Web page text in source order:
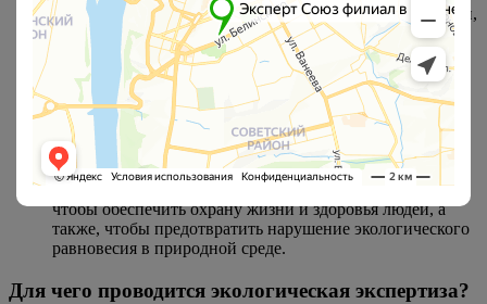
функционирующий объект хозяйственной деятельности,
и если наносит, то какой.
Некоторые виды природных ресурсов.
Предельно-допустимые выбросы. Проект ПДВ — это
норма выброса вредного (загрязняющего) вещества в
атмосферный воздух. Нормативы предельно-
допустимых выбросов устанавливаются для
стационарных источников загрязнения атмосферного
воздуха. Проекты нормативов ПДВ разрабатываются в
соответствие с требованиями законодательных органов,
чтобы обеспечить охрану жизни и здоровья людей, а
также, чтобы предотвратить нарушение экологического
равновесия в природной среде.
Для чего проводится экологическая экспертиза?